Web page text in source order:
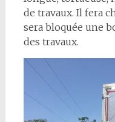
de travaux. Il fera
sera bloquée une
des travaux.